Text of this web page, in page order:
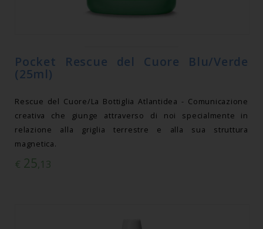
Pocket Rescue del Cuore Blu/Verde
(25ml)
Rescue del Cuore/La Bottiglia Atlantidea - Comunicazione
creativa che giunge attraverso di noi specialmente in
relazione alla griglia terrestre e alla sua struttura
magnetica.
€ 25,13